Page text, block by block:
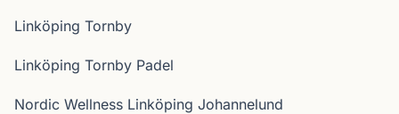
Linköping Tornby
Linköping Tornby Padel
Nordic Wellness Linköping Johannelund